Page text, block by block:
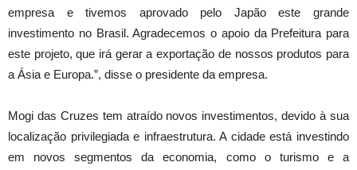
empresa e tivemos aprovado pelo Japão este grande
investimento no Brasil. Agradecemos o apoio da Prefeitura para
este projeto, que irá gerar a exportação de nossos produtos para
a Ásia e Europa.”, disse o presidente da empresa.
Mogi das Cruzes tem atraído novos investimentos, devido à sua
localização privilegiada e infraestrutura. A cidade está investindo
em novos segmentos da economia, como o turismo e a